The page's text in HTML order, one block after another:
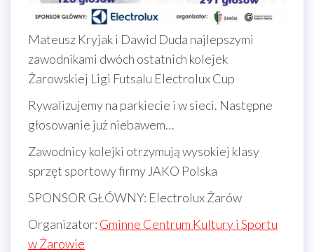
Mateusz Kryjak i Dawid Duda najlepszymi
zawodnikami dwóch ostatnich kolejek
Żarowskiej Ligi Futsalu Electrolux Cup
Rywalizujemy na parkiecie i w sieci. Następne
głosowanie już niebawem…
Zawodnicy kolejki otrzymują wysokiej klasy
sprzęt sportowy firmy JAKO Polska
SPONSOR GŁÓWNY: Electrolux Żarów
Organizator: Gminne Centrum Kultury i Sportu
w Żarowie